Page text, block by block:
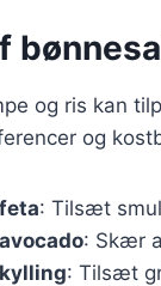
og ris kan
og
: Tilsæt
: Skær
: Tilsæt